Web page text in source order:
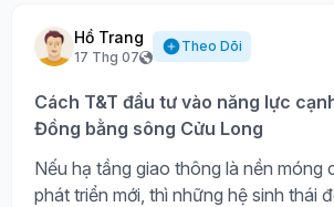
Hồ Trang
17 Thg 07
Theo Dõi
Cách T&T đầu tư vào năng lực
Đồng bằng sông Cửu Long
Nếu hạ tầng giao thông là nền móng
phát triển mới, thì những hệ sinh thái